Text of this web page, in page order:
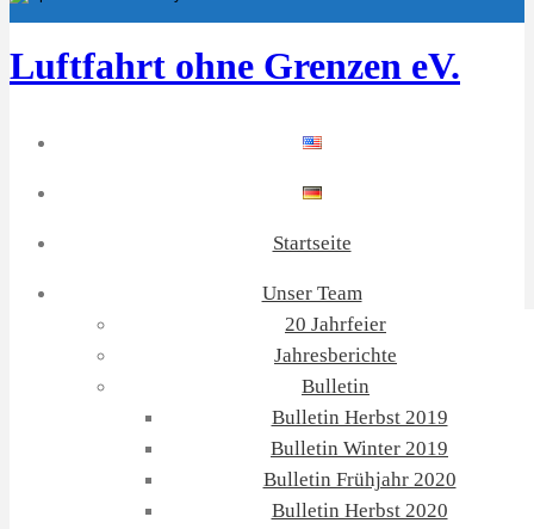
Luftfahrt ohne Grenzen eV.
Startseite
Unser Team
20 Jahrfeier
Jahresberichte
Bulletin
Bulletin Herbst 2019
Bulletin Winter 2019
Bulletin Frühjahr 2020
Bulletin Herbst 2020